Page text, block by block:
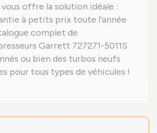
vous offre la solution idéale :
à petits prix toute l'année
complet de
Garrett 727271-5011S
ou bien des turbos neufs
pour tous types de véhicules !